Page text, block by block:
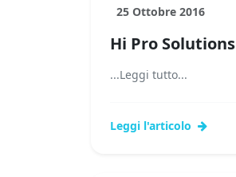
25 Ottobre 2016
Hi Pro Solutions
...Leggi tutto...
Leggi l'articolo